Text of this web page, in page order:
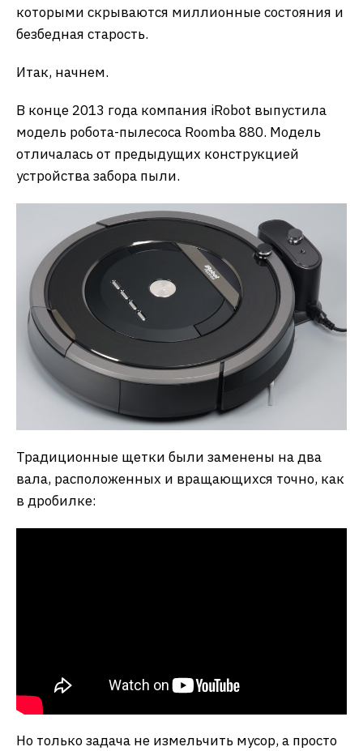
которыми скрываются миллионные состояния и
безбедная старость.
Итак, начнем.
В конце 2013 года компания iRobot выпустила
модель робота-пылесоса Roomba 880. Модель
отличалась от предыдущих конструкцией
устройства забора пыли.
Традиционные щетки были заменены на два
вала, расположенных и вращающихся точно, как
в дробилке:
Но только задача не измельчить мусор, а просто